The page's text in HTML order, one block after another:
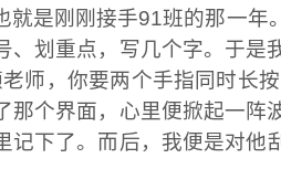
就是刚刚接手91班的那一年。
、划重点， 写几个字。 于是
师，你要两个手指同时长按
那个界面，心里便掀起一阵
下了。而后， 我便是对他